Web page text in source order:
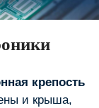
крепость
и крыша,